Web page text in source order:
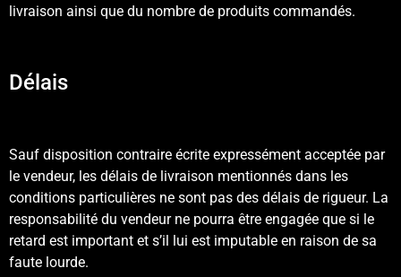
livraison ainsi que du nombre de produits commandés.
Délais
Sauf disposition contraire écrite expressément acceptée par
le vendeur, les délais de livraison mentionnés dans les
conditions particulières ne sont pas des délais de rigueur. La
responsabilité du vendeur ne pourra être engagée que si le
retard est important et s’il lui est imputable en raison de sa
faute lourde.